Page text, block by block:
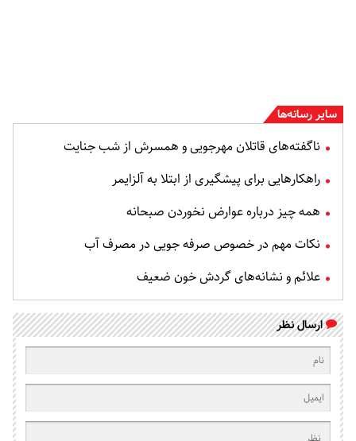
سایر رسانه‌ها
ناگفته‌های قاتلان مهرجویی و همسرش از شب جنایت
راهکارهایی برای پیشگیری از ابتلا به آلزایمر
همه چیز درباره عوارض نخوردن صبحانه
نکات مهم در خصوص صرفه جویی در مصرف آب
علائم و نشانه‌های گردش خون ضعیف
ارسال نظر